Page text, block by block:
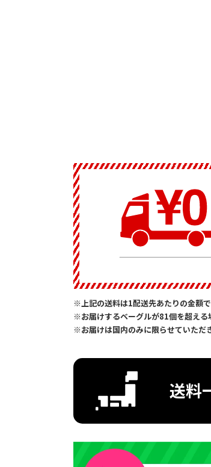
※上記の送料は1配送先あたりの金額
※お届けするベーグルが81個を超える
※お届けは国内のみに限らせていただき
送料